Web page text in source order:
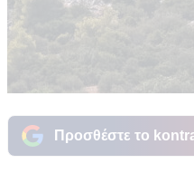
Προσθέστε το